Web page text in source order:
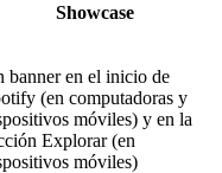
Showcase
banner en el inicio de
(en computadoras y
móviles) y en la
Explorar (en
móviles)